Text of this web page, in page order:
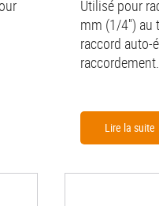
Utilisé pour
mm (1/4'') au
raccord auto-
raccordement.
Lire la suite